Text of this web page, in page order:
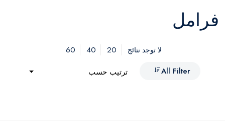
فرامل
لا توجد نتائج 20
40
60
All Filter
ترتيب حسب